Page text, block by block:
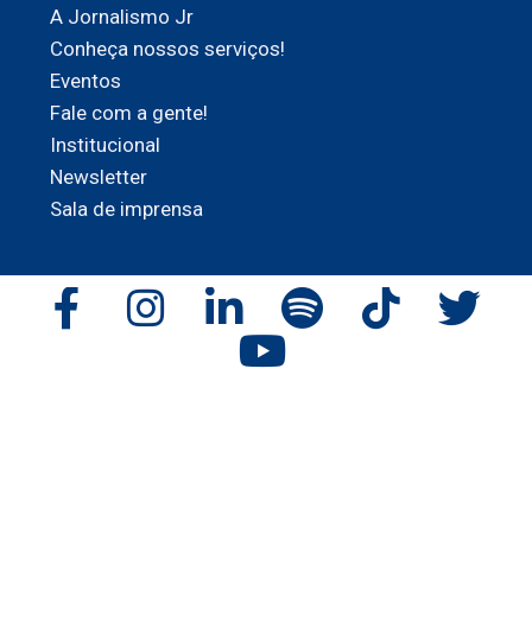
A Jornalismo Jr
Conheça nossos serviços!
Eventos
Fale com a gente!
Institucional
Newsletter
Sala de imprensa